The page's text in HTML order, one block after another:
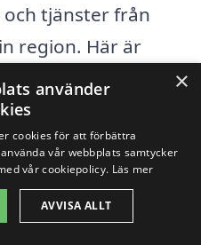
tjänster från
region. Här är
där du kan ×
använder
cookies för att förbättra
vår webbplats samtycker
vår cookiepolicy. Läs mer
AVVISA ALLT